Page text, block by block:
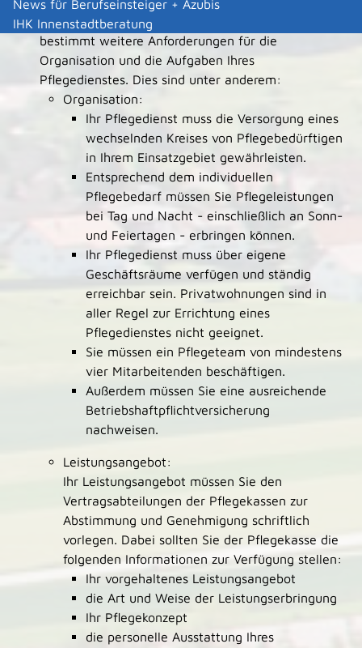
News für Berufseinsteiger + Azubis
IHK Innenstadtberatung
Der Sicherstellungsauftrag der Pflegekassen
bestimmt weitere Anforderungen für die
Organisation und die Aufgaben Ihres
Pflegedienstes. Dies sind unter anderem:
Organisation:
Ihr Pflegedienst muss die Versorgung eines
wechselnden Kreises von Pflegebedürftigen
in Ihrem Einsatzgebiet gewährleisten.
Entsprechend dem individuellen
Pflegebedarf müssen Sie Pflegeleistungen
bei Tag und Nacht - einschließlich an Sonn-
und Feiertagen - erbringen können.
Ihr Pflegedienst muss über eigene
Geschäftsräume verfügen und ständig
erreichbar sein. Privatwohnungen sind in
aller Regel zur Errichtung eines
Pflegedienstes nicht geeignet.
Sie müssen ein Pflegeteam von mindestens
vier Mitarbeitenden beschäftigen.
Außerdem müssen Sie eine ausreichende
Betriebshaftpflichtversicherung
nachweisen.
Leistungsangebot:
Ihr Leistungsangebot müssen Sie den
Vertragsabteilungen der Pflegekassen zur
Abstimmung und Genehmigung schriftlich
vorlegen. Dabei sollten Sie der Pflegekasse die
folgenden Informationen zur Verfügung stellen:
Ihr vorgehaltenes Leistungsangebot
die Art und Weise der Leistungserbringung
Ihr Pflegekonzept
die personelle Ausstattung Ihres